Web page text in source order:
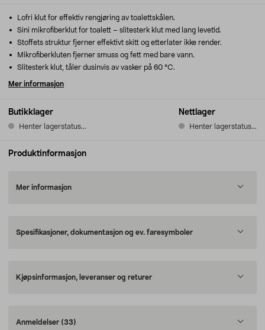
Butikklager
Henter lagerstatus...
Nettlager
Henter lagerstatus...
Lofri klut for effektiv rengjøring av toalettskålen.
Sini mikrofiberklut for toalett – slitesterk klut med lang levetid.
Stoffets struktur fjerner effektivt skitt og etterlater ikke render.
Mikrofiberkluten fjerner smuss og fett med bare vann.
Slitesterk klut, tåler dusinvis av vasker på 60 °C.
Mer informasjon
Produktinformasjon
Mer informasjon
Spesifikasjoner, dokumentasjon og ev. faresymboler
Kjøpsinformasjon, leveranser og returer
Anmeldelser (33)